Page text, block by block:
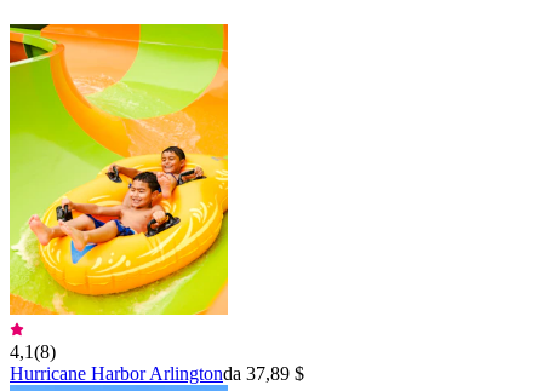
4,1(8)
Hurricane Harbor Arlingtonda 37,89 $